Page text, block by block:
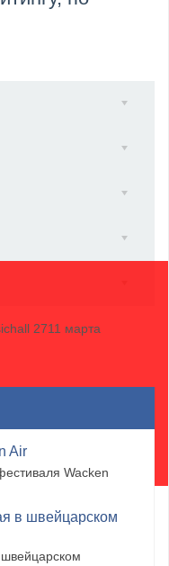
новую волну участ...
2711 марта
Air
Wacken
в швейцарском